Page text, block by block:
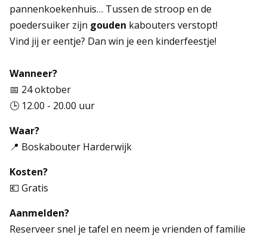
pannenkoekenhuis… Tussen de stroop en de
poedersuiker zijn gouden kabouters verstopt!
Vind jij er eentje? Dan win je een kinderfeestje!
Wanneer?
📅 24 oktober
🕒 12.00 - 20.00 uur
Waar?
📍 Boskabouter Harderwijk
Kosten?
💶 Gratis
Aanmelden?
Reserveer snel je tafel en neem je vrienden of familie